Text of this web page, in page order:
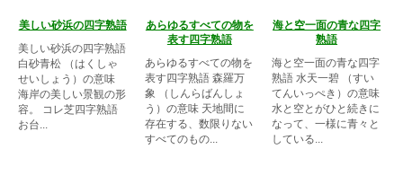
美しい砂浜の四字熟語
美しい砂浜の四字熟語
白砂青松 （はくしゃ
せいしょう）の意味
海岸の美しい景観の形
容。 コレ芝四字熟語
お台...
あらゆるすべての物を
表す四字熟語
あらゆるすべての物を
表す四字熟語 森羅万
象 （しんらばんしょ
う）の意味 天地間に
存在する、数限りない
すべてのもの...
海と空一面の青な四字
熟語
海と空一面の青な四字
熟語 水天一碧 （すい
てんいっぺき）の意味
水と空とがひと続きに
なって、一様に青々と
している...